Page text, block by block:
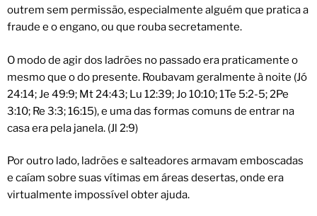
outrem sem permissão, especialmente alguém que pratica a
fraude e o engano, ou que rouba secretamente.
O modo de agir dos ladrões no passado era praticamente o
mesmo que o do presente. Roubavam geralmente à noite (Jó
24:14; Je 49:9; Mt 24:43; Lu 12:39; Jo 10:10; 1Te 5:2-5; 2Pe
3:10; Re 3:3; 16:15), e uma das formas comuns de entrar na
casa era pela janela. (Jl 2:9)
Por outro lado, ladrões e salteadores armavam emboscadas
e caíam sobre suas vítimas em áreas desertas, onde era
virtualmente impossível obter ajuda.